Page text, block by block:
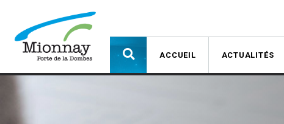
ACCUEIL ACTUALITÉS